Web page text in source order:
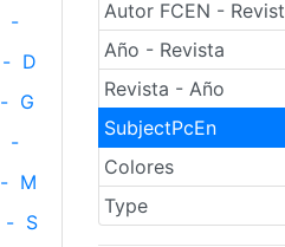
Autor FCEN -
Año - Revista
Revista - Año
SubjectPcEn
Colores
Type
-
- D
- G
-
- M
- S